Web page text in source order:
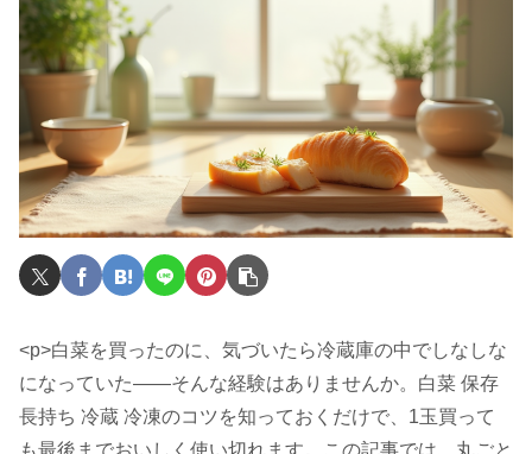
<p>白菜を買ったのに、気づいたら冷蔵庫の中でしなしな
になっていた――そんな経験はありませんか。白菜 保存
長持ち 冷蔵 冷凍のコツを知っておくだけで、1玉買って